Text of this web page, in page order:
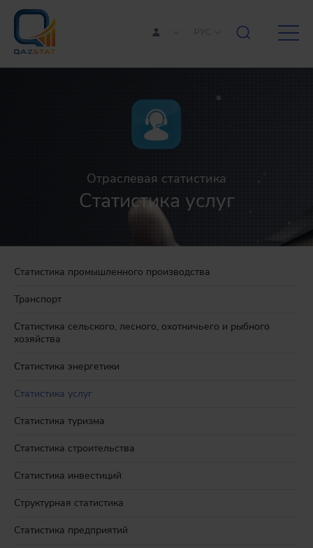
РУС
Статистика промышленного производства
Транспорт
Статистика сельского, лесного, охотничьего и рыбного
хозяйства
Статистика энергетики
Статистика услуг
Статистика туризма
Статистика строительства
Статистика инвестиций
Структурная статистика
Статистика предприятий
Отраслевая статистика
Статистика услуг